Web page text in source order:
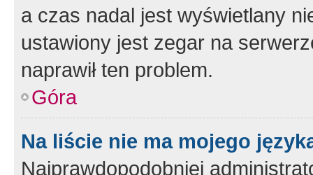
a czas nadal jest wyświetlany
ustawiony jest zegar na
naprawił ten problem.
Góra
Na liście nie ma mojego
Najprawdopodobniej